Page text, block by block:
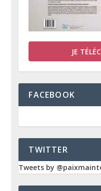
JE
FACEBOOK
TWITTER
Tweets by